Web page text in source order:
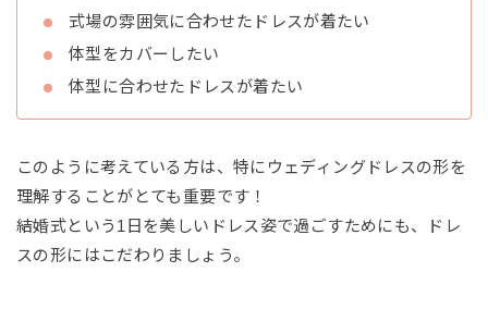
式場の雰囲気に合わせたドレスが着たい
体型をカバーしたい
体型に合わせたドレスが着たい
このように考えている方は、特にウェディングドレスの形を
理解することがとても重要です！
結婚式という1日を美しいドレス姿で過ごすためにも、ドレ
スの形にはこだわりましょう。